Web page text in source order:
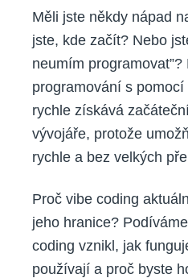
Měli jste někdy nápad
jste, kde začít? Nebo
neumím
programování s
rychle získává
vývojáře, protože
rychle a bez velkých
Proč vibe coding
jeho hranice?
coding vznikl, jak
používají a proč byste